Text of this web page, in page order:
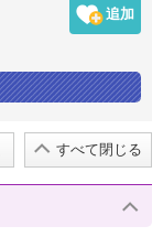
すべて閉じる